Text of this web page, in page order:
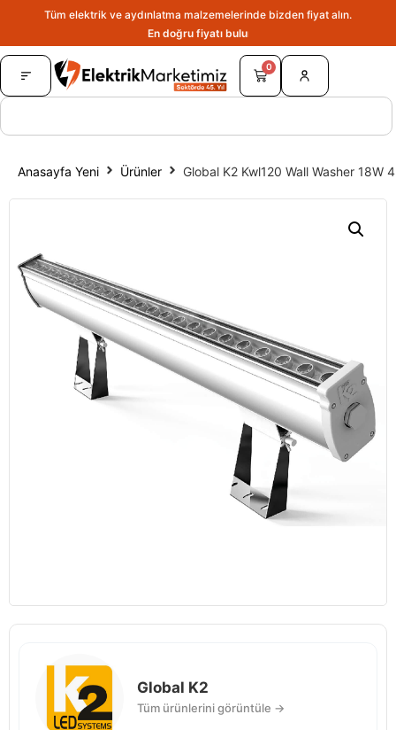
Tüm elektrik ve aydınlatma malzemelerinde bizden fiyat alın.
En doğru fiyatı bulun.
0
Anasayfa Yeni Ürünler Global K2 Kwl120 Wall Washer 18W
Global K2
Tüm ürünlerini görüntüle →